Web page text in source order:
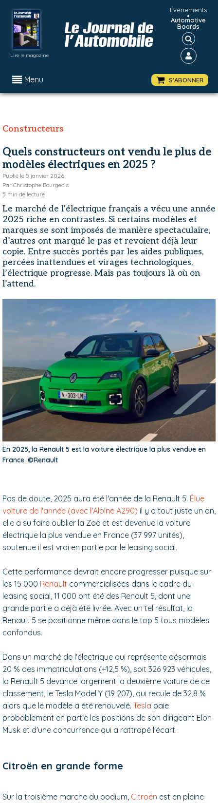
Lire le magazine
Événements
•
Automotive
Boards
Menu S'ABONNER
Constructeurs
Quels constructeurs ont vendu le plus de
modèles électriques en 2025 ?
Publié le 5 janvier 2026
Par Christophe Bourgeois
5 min de lecture
Le marché de l'électrique français a vécu une année
2025 riche en contrastes. Si certains modèles et
marques se sont imposés de manière spectaculaire,
d’autres ont marqué le pas et revoient déjà leur
copie. Entre succès portés par les aides publiques,
percées inattendues et virages technologiques,
l’électrique progresse. Mais pas toujours là où on
l’attend.
En 2025, la Renault 5 est la voiture électrique la plus vendue en
France. ©Renault
Pas de doute, 2025 aura été l'année de la Renault 5. Élue
voiture de l'année (avec l'Alpine A290) il y a tout juste un an,
elle a su faire oublier la Zoe et est devenue la voiture
électrique la plus vendue en France (37 997 unités),
soutenue il est vrai en partie par le leasing social.
Cette performance devrait encore progresser puisque sur
les 15 000 Renault commercialisées dans le cadre du
leasing social, 11 000 ont été des Renault 5, dont une
grande partie a déjà été livrée. Avec un tel résultat, la
Renault 5 se positionne même dans le top 5 tous modèles
confondus.
Dans un marché de l'électrique qui représente désormais
20 % des immatriculations (+12,5 %), soit 326 923 véhicules,
la Renault 5 devance largement la deuxième voiture de ce
classement, le Tesla Model Y (19 207), qui recule de 32,8 %
alors que le modèle a été renouvelé. Tesla paie
probablement en partie les positions de son dirigeant Elon
Musk et d'une concurrence qui a rattrapé l'écart.
Citroën en grande forme
Sur la troisième marche du podium, Citroën est en pleine